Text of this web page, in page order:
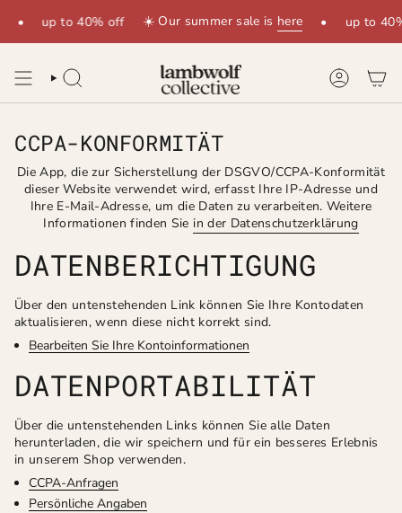
Inhalt
springen
• up to 40% off ☀️ Our summer sale is here • up to
SUCHE KONTO
CCPA-KONFORMITÄT
Die App, die zur Sicherstellung der DSGVO/CCPA-Konformität
dieser Website verwendet wird, erfasst Ihre IP-Adresse und
Ihre E-Mail-Adresse, um die Daten zu verarbeiten. Weitere
Informationen finden Sie in der Datenschutzerklärung
DATENBERICHTIGUNG
Über den untenstehenden Link können Sie Ihre Kontodaten
aktualisieren, wenn diese nicht korrekt sind.
Bearbeiten Sie Ihre Kontoinformationen
DATENPORTABILITÄT
Über die untenstehenden Links können Sie alle Daten
herunterladen, die wir speichern und für ein besseres Erlebnis
in unserem Shop verwenden.
CCPA-Anfragen
Persönliche Angaben